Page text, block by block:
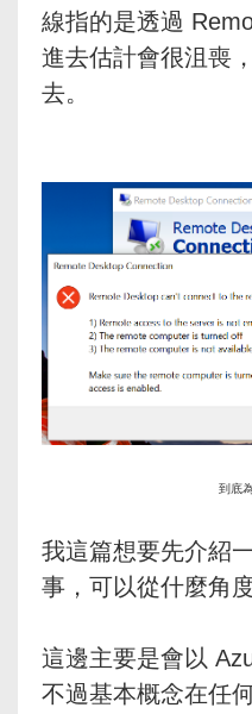
線指的是透過
進去估計會很沮喪
去。
到底
我這篇想要先介紹
事，可以從什麼角
這邊主要是會以
不過基本概念在任